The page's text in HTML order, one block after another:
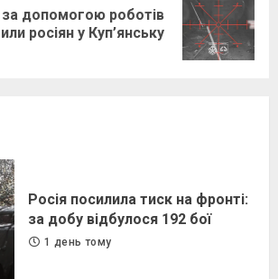
допомогою роботів
росіян у Куп’янську
Росія посилила тиск на фронті:
за добу відбулося 192 бої
1 день тому